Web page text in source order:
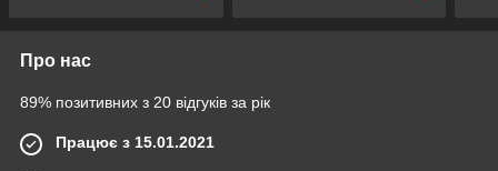
Про нас
89% позитивних з 20 відгуків за рік
Працює з 15.01.2021